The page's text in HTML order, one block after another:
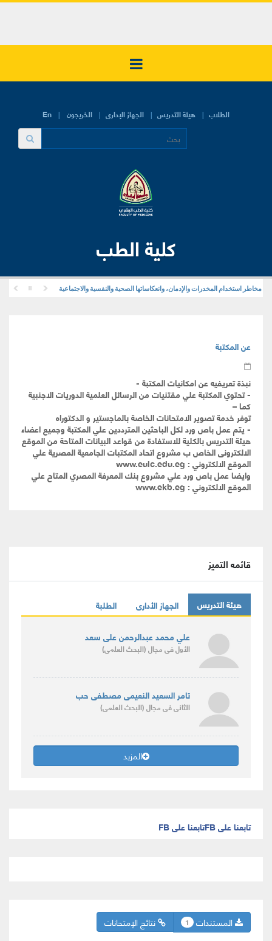
En الطلاب هيئة التدريس الجهاز الإدارى الخريجون
كلية الطب
مخاطر استخدام المخدرات والإدمان، وانعكاساتها الصحية والنفسية والاجتماعية
عن المكتبة
نبذة تعريفيه عن امكانيات المكتبة -
- تحتوي المكتبة علي مقتنيات من الرسائل العلمية الدوريات الاجنبية
كما –
توفر خدمة تصوير الامتحانات الخاصة بالماجستير و الدكتوراه
- يتم عمل باص ورد لكل الباحثين المترددين علي المكتبة وجميع اعضاء
هيئة التدريس بالكلية للاستفادة من قواعد البيانات المتاحة من الموقع
الالكترونى الخاص ب مشروع اتحاد المكتبات الجامعية المصرية علي
الموقع الالكتروني : www.eulc.edu.eg
وايضا عمل باص ورد علي مشروع بنك المعرفة المصري المتاح علي
الموقع الالكتروني : www.ekb.eg
قائمه التميز
هيئة التدريس الجهاز الأدارى الطلبة
علي محمد عبدالرحمن على سعد
الأولفى مجال(البحث العلمى)
تامر السعيد النعيمى مصطفى حب
الثانىفى مجال(البحث العلمى)
المزيد
تابعنا على FB تابعنا على FB
نتائج الإمتحانات المستندات 1